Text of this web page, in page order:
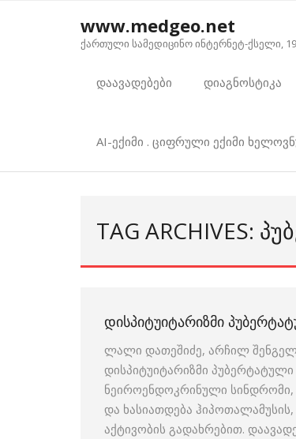
www.medgeo.net
ქართული სამედიცინო ინტერნეტ-ქსელი,
დაავადებები დიაგნოსტიკა
AI-ექიმი . ციფრული ექიმი
TAG ARCHIVES:
ᲓᲘᲡᲞᲘᲢᲣᲘᲢᲐᲠᲘᲖᲛᲘ
ლალი დათეშიძე, არჩილ
დისპიტუიტარიზმი
ნეიროენდოკრინული
და ხასიათდება
აქტივობის გადახრებით.